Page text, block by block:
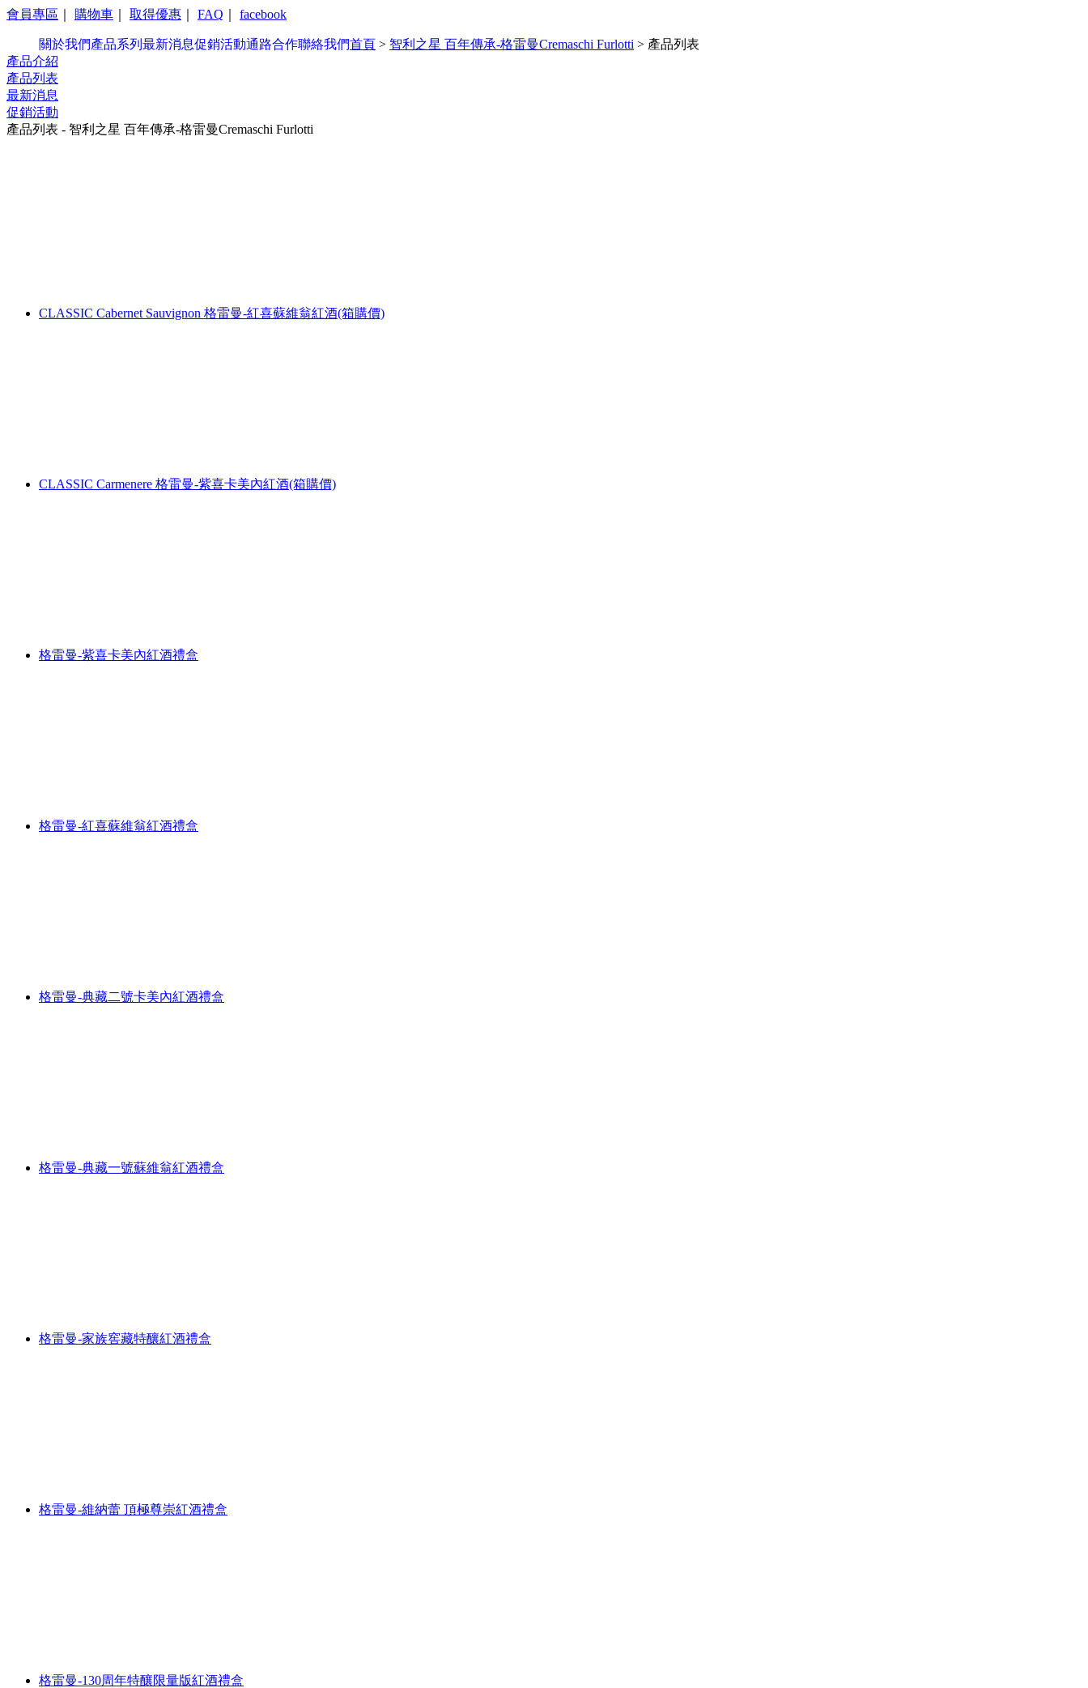
會員專區 購物車 取得優惠 FAQ facebook
關於我們產品系列 最新消息促銷活動通路合作聯絡我們首頁 > 智利之星 百年傳承-格雷曼Cremaschi Furlotti > 產品列表
產品介紹
產品列表
最新消息
促銷活動
產品列表 - 智利之星 百年傳承-格雷曼Cremaschi Furlotti
CLASSIC Cabernet Sauvignon 格雷曼-紅喜蘇維翁紅酒(箱購價)
CLASSIC Carmenere 格雷曼-紫喜卡美內紅酒(箱購價)
格雷曼-紫喜卡美內紅酒禮盒
格雷曼-紅喜蘇維翁紅酒禮盒
格雷曼-典藏二號卡美內紅酒禮盒
格雷曼-典藏一號蘇維翁紅酒禮盒
格雷曼-家族窖藏特釀紅酒禮盒
格雷曼-維納蕾 頂極尊崇紅酒禮盒
格雷曼-130周年特釀限量版紅酒禮盒